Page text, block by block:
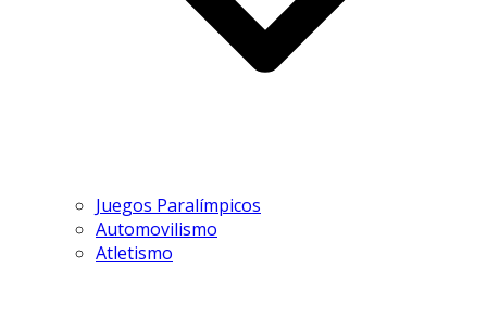
Juegos Paralímpicos
Automovilismo
Atletismo